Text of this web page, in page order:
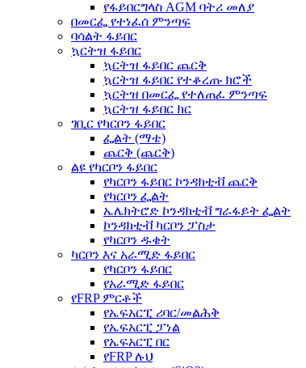
የፋይበርግላስ AGM ባትሪ መለያ
በመርፌ የተነፈሰ ምንጣፍ
ባሳልት ፋይበር
ኳርትዝ ፋይበር
ኳርትዝ ፋይበር ጨርቅ
ኳርትዝ ፋይበር የተቆረጡ ክሮች
ኳርትዝ በመርፌ የተለጠፈ ምንጣፍ
ኳርትዝ ፋይበር ክር
ገቢር የካርቦን ፋይበር
ፌልት (ማቴ)
ጨርቅ (ጨርቅ)
ልዩ የካርቦን ፋይበር
የካርቦን ፋይበር ኮንዳክቲቭ ጨርቅ
የካርቦን ፌልት
ኤሌክትሮድ ኮንዳክቲቭ ግራፋይት ፌልት
ኮንዳክቲቭ ካርቦን ፓስታ
የካርቦን ዱቄት
ካርቦን እና አራሚድ ፋይበር
የካርቦን ፋይበር
የአራሚድ ፋይበር
የFRP ምርቶች
የኤፍአርፒ ሪባር/መልሕቅ
የኤፍአርፒ ፓነል
የኤፍአርፒ በር
የFRP ሉህ